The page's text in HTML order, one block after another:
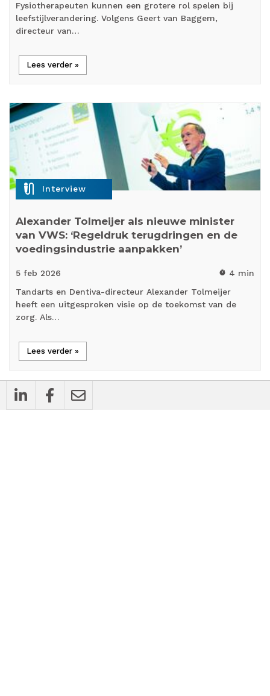
Fysiotherapeuten kunnen een grotere rol spelen bij
leefstijlverandering. Volgens Geert van Baggem,
directeur van…
Lees verder »
mic_external_on Interview
Alexander Tolmeijer als nieuwe minister
van VWS: ‘Regeldruk terugdringen en de
voedingsindustrie aanpakken’
5 feb 2026 timer 4 min
Tandarts en Dentiva-directeur Alexander Tolmeijer
heeft een uitgesproken visie op de toekomst van de
zorg. Als…
Lees verder »